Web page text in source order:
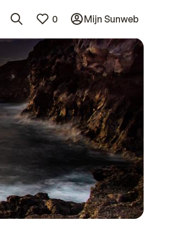
0 Mijn Sunweb